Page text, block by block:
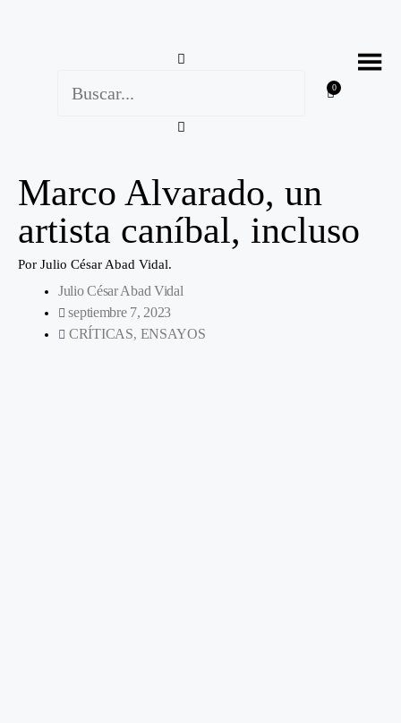
0
Marco Alvarado, un
artista caníbal, incluso
Por Julio César Abad Vidal.
Julio César Abad Vidal
septiembre 7, 2023
CRÍTICAS, ENSAYOS